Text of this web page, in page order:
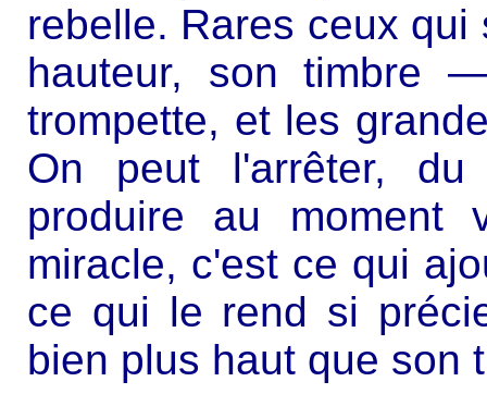
rebelle. Rares ceux
hauteur, son timbre
trompette, et les
On peut l'arrêter,
produire au moment
miracle, c'est ce qui
ce qui le rend si
bien plus haut que son